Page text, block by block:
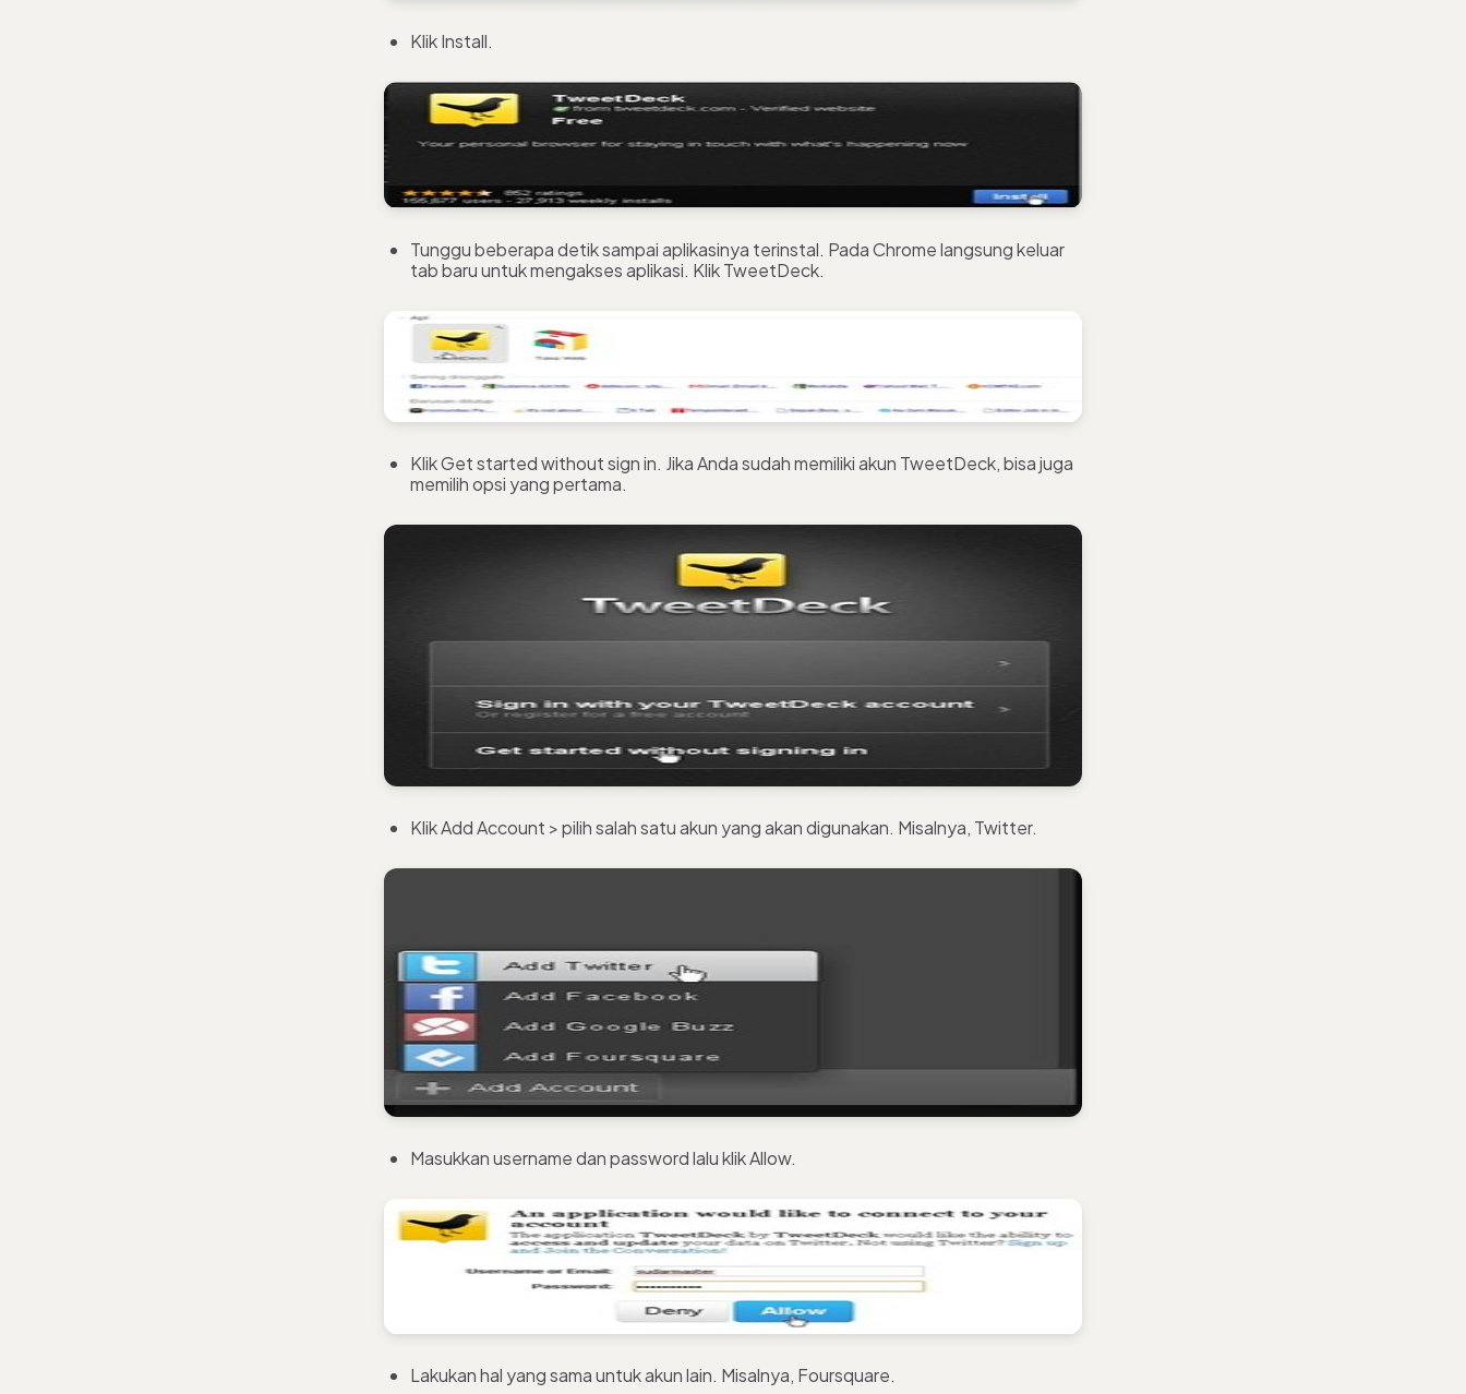
Klik Install.
Tunggu beberapa detik sampai aplikasinya terinstal. Pada Chrome langsung keluar
tab baru untuk mengakses aplikasi. Klik TweetDeck.
Klik Get started without sign in. Jika Anda sudah memiliki akun TweetDeck, bisa juga
memilih opsi yang pertama.
Klik Add Account > pilih salah satu akun yang akan digunakan. Misalnya, Twitter.
Masukkan username dan password lalu klik Allow.
Lakukan hal yang sama untuk akun lain. Misalnya, Foursquare.